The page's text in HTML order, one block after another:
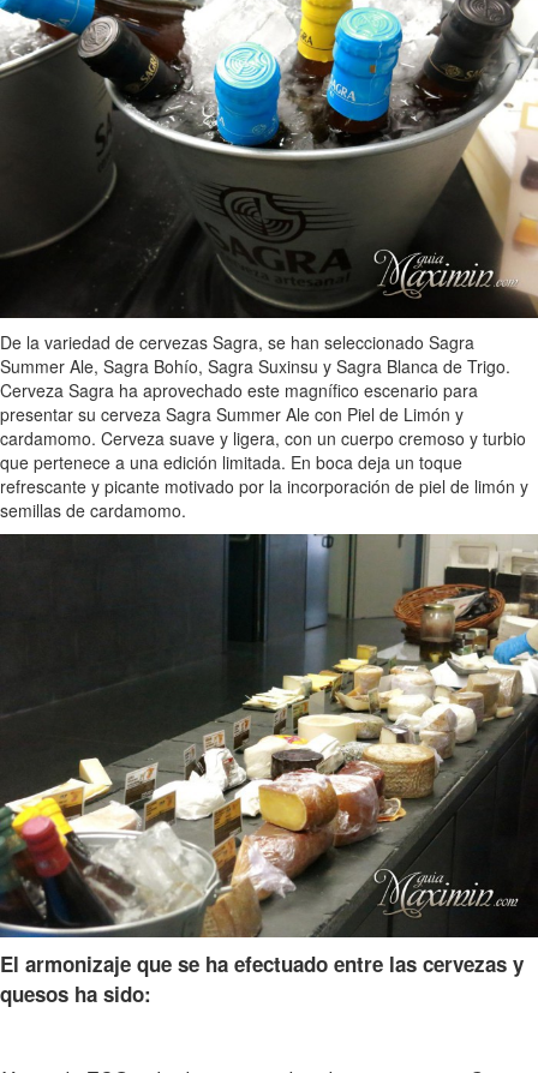
De la variedad de cervezas Sagra, se han seleccionado Sagra
Summer Ale, Sagra Bohío, Sagra Suxinsu y Sagra Blanca de Trigo.
Cerveza Sagra ha aprovechado este magnífico escenario para
presentar su cerveza Sagra Summer Ale con Piel de Limón y
cardamomo. Cerveza suave y ligera, con un cuerpo cremoso y turbio
que pertenece a una edición limitada. En boca deja un toque
refrescante y picante motivado por la incorporación de piel de limón y
semillas de cardamomo.
El armonizaje que se ha efectuado entre las cervezas y
quesos ha sido: